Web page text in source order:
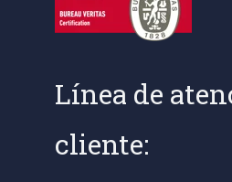
Línea de
cliente: